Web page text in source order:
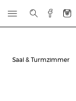
Saal & Turmzimmer